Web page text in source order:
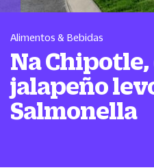
Alimentos & Bebidas
Na
jalapeño
Salmonella